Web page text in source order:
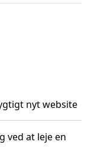
nyt website
ved at leje en